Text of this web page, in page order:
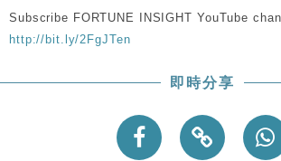
Subscribe FORTUNE INSIGHT YouTube
http://bit.ly/2FgJTen
即時分享